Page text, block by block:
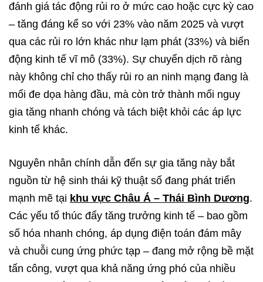
đánh giá tác động rủi ro ở mức cao hoặc cực kỳ cao
– tăng đáng kể so với 23% vào năm 2025 và vượt
qua các rủi ro lớn khác như lạm phát (33%) và biến
động kinh tế vĩ mô (33%). Sự chuyển dịch rõ ràng
này không chỉ cho thấy rủi ro an ninh mạng đang là
mối đe dọa hàng đầu, mà còn trở thành mối nguy
gia tăng nhanh chóng và tách biệt khỏi các áp lực
kinh tế khác.
Nguyên nhân chính dẫn đến sự gia tăng này bắt
nguồn từ hệ sinh thái kỹ thuật số đang phát triển
mạnh mẽ tại khu vực Châu Á – Thái Bình Dương.
Các yếu tố thúc đẩy tăng trưởng kinh tế – bao gồm
số hóa nhanh chóng, áp dụng điện toán đám mây
và chuỗi cung ứng phức tạp – đang mở rộng bề mặt
tấn công, vượt qua khả năng ứng phó của nhiều